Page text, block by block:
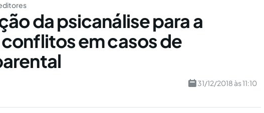
da psicanálise para a
em casos de
31/12/2018 às 11:10